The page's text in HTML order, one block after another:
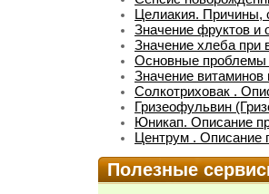
Целиакия. Причины,
Значение фруктов и
Значение хлеба при
Основные проблемы
Значение витаминов
Солкотриховак .
Гризеофульвин
Юникап. Описание
Центрум . Описание
Полезные